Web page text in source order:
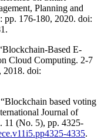
Planning and
pp. 176-180, 2020. doi:
Based E-
Cloud Computing. 2-7
2018. doi:
based voting
Journal of
11 (No. 5), pp. 4325-
4335.